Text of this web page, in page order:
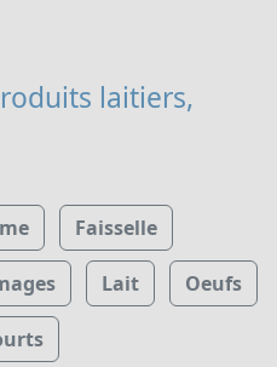
laitiers,
Faisselle
Lait Oeufs